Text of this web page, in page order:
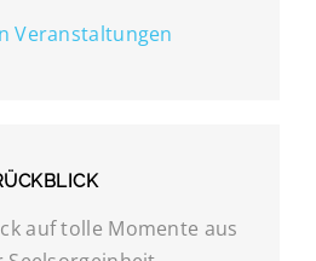
Veranstaltungen
auf tolle Momente aus